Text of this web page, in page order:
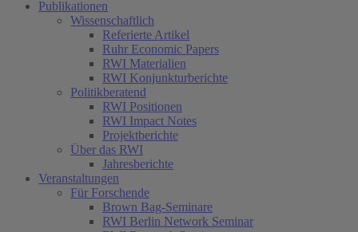
Publikationen
Wissenschaftlich
Referierte Artikel
Ruhr Economic Papers
RWI Materialien
RWI Konjunkturberichte
Politikberatend
RWI Positionen
RWI Impact Notes
Projektberichte
Über das RWI
Jahresberichte
Veranstaltungen
Für Forschende
Brown Bag-Seminare
RWI Berlin Network Seminar